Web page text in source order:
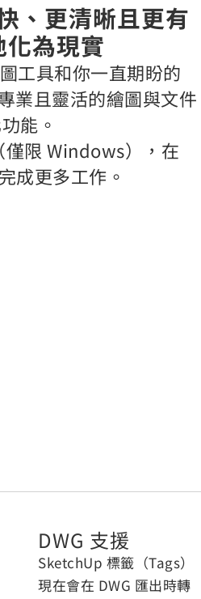
、更清晰且更有
為現實
工具和你一直期盼的
業且靈活的繪圖與文件
能。
限 Windows），在
成更多工作。
DWG 支援
SketchUp 標籤（Tags）
現在會在 DWG 匯出時轉